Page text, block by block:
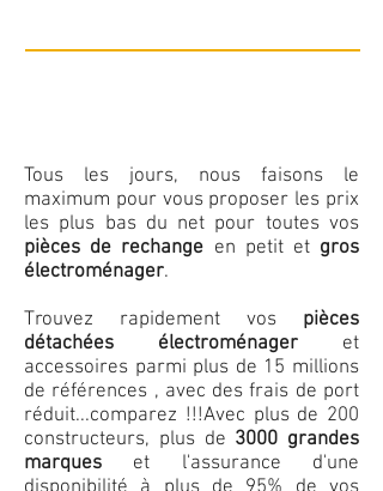
Tous les jours, nous faisons le
maximum pour vous proposer les prix
les plus bas du net pour toutes vos
pièces de rechange en petit et gros
électroménager.
Trouvez rapidement vos pièces
détachées électroménager et
accessoires parmi plus de 15 millions
de références , avec des frais de port
réduit...comparez !!!Avec plus de 200
constructeurs, plus de 3000 grandes
marques et l'assurance d'une